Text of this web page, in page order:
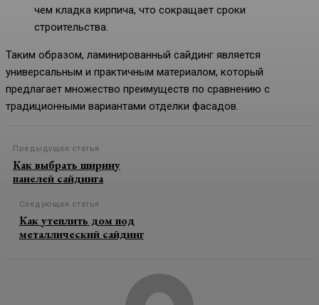
чем кладка кирпича, что сокращает сроки
строительства.
Таким образом, ламинированный сайдинг является
универсальным и практичным материалом, который
предлагает множество преимуществ по сравнению с
традиционными вариантами отделки фасадов.
Предыдущая статья
Как выбрать ширину
панелей сайдинга
Следующая статья
Как утеплить дом под
металлический сайдинг